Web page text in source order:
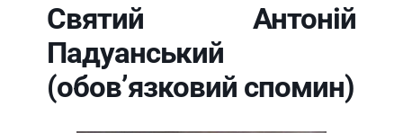
Святий Антоній
Падуанський
(обов’язковий спомин)